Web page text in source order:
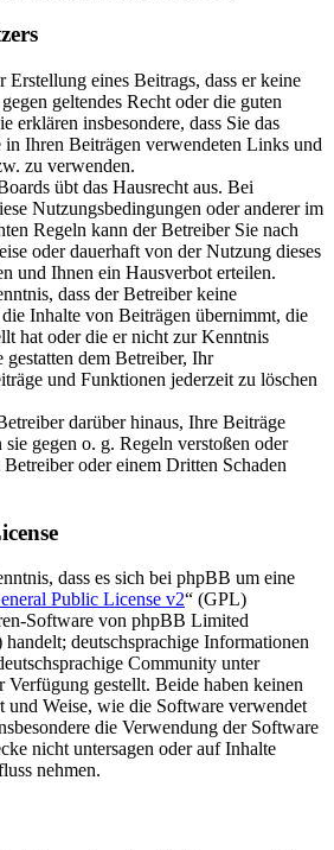
Erstellung eines Beitrags, dass er keine
geltendes Recht oder die guten
erklären insbesondere, dass Sie das
in Ihren Beiträgen verwendeten Links und
zu verwenden.
übt das Hausrecht aus. Bei
Nutzungsbedingungen oder anderer im
Regeln kann der Betreiber Sie nach
oder dauerhaft von der Nutzung dieses
und Ihnen ein Hausverbot erteilen.
dass der Betreiber keine
Inhalte von Beiträgen übernimmt, die
hat oder die er nicht zur Kenntnis
gestatten dem Betreiber, Ihr
und Funktionen jederzeit zu löschen
darüber hinaus, Ihre Beiträge
sie gegen o. g. Regeln verstoßen oder
Betreiber oder einem Dritten Schaden
dass es sich bei phpBB um eine
Public License v2“ (GPL)
Software von phpBB Limited
deutschsprachige Informationen
Community unter
gestellt. Beide haben keinen
und Weise, wie die Software verwendet
die Verwendung der Software
nicht untersagen oder auf Inhalte
nehmen.